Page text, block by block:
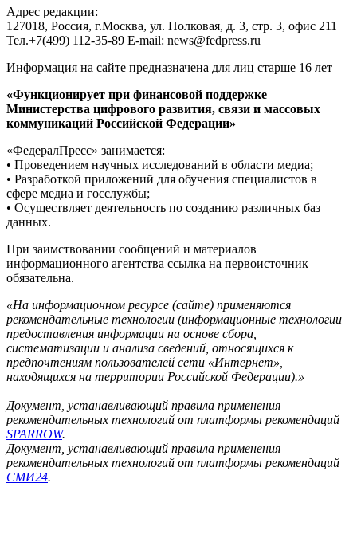
Адрес редакции:
127018, Россия, г.Москва, ул. Полковая, д. 3, стр. 3, офис 211
Тел.+7(499) 112-35-89 E-mail: news@fedpress.ru
Информация на сайте предназначена для лиц старше 16 лет
«Функционирует при финансовой поддержке
Министерства цифрового развития, связи и массовых
коммуникаций Российской Федерации»
«ФедералПресс» занимается:
• Проведением научных исследований в области медиа;
• Разработкой приложений для обучения специалистов в
сфере медиа и госслужбы;
• Осуществляет деятельность по созданию различных баз
данных.
При заимствовании сообщений и материалов
информационного агентства ссылка на первоисточник
обязательна.
«На информационном ресурсе (сайте) применяются
рекомендательные технологии (информационные технологии
предоставления информации на основе сбора,
систематизации и анализа сведений, относящихся к
предпочтениям пользователей сети «Интернет»,
находящихся на территории Российской Федерации).»
Документ, устанавливающий правила применения
рекомендательных технологий от платформы рекомендаций
SPARROW.
Документ, устанавливающий правила применения
рекомендательных технологий от платформы рекомендаций
СМИ24.